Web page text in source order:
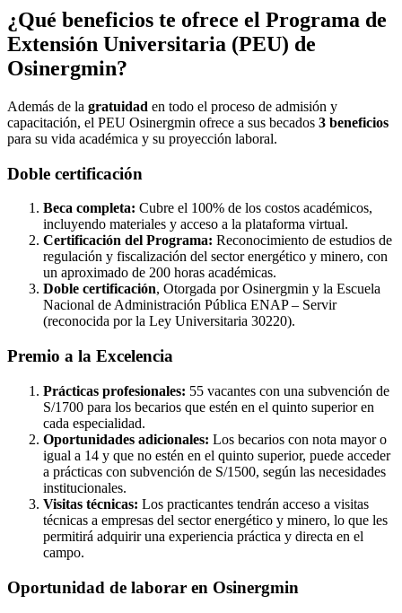
¿Qué beneficios te ofrece el Programa de
Extensión Universitaria (PEU) de
Osinergmin?
Además de la gratuidad en todo el proceso de admisión y
capacitación, el PEU Osinergmin ofrece a sus becados 3 beneficios
para su vida académica y su proyección laboral.
Doble certificación
Beca completa: Cubre el 100% de los costos académicos,
incluyendo materiales y acceso a la plataforma virtual.
Certificación del Programa: Reconocimiento de estudios de
regulación y fiscalización del sector energético y minero, con
un aproximado de 200 horas académicas.
Doble certificación, Otorgada por Osinergmin y la Escuela
Nacional de Administración Pública ENAP – Servir
(reconocida por la Ley Universitaria 30220).
Premio a la Excelencia
Prácticas profesionales: 55 vacantes con una subvención de
S/1700 para los becarios que estén en el quinto superior en
cada especialidad.
Oportunidades adicionales: Los becarios con nota mayor o
igual a 14 y que no estén en el quinto superior, puede acceder
a prácticas con subvención de S/1500, según las necesidades
institucionales.
Visitas técnicas: Los practicantes tendrán acceso a visitas
técnicas a empresas del sector energético y minero, lo que les
permitirá adquirir una experiencia práctica y directa en el
campo.
Oportunidad de laborar en Osinergmin